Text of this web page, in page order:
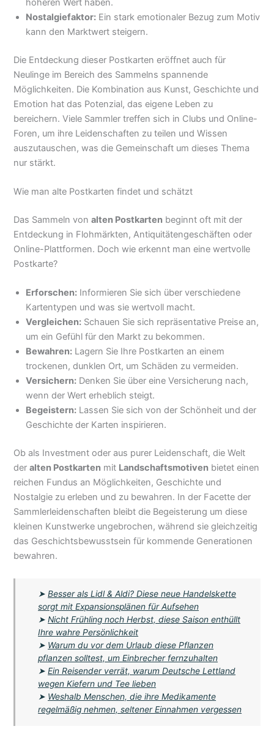
höheren Wert haben.
Nostalgiefaktor: Ein stark emotionaler Bezug zum Motiv
kann den Marktwert steigern.
Die Entdeckung dieser Postkarten eröffnet auch für
Neulinge im Bereich des Sammelns spannende
Möglichkeiten. Die Kombination aus Kunst, Geschichte und
Emotion hat das Potenzial, das eigene Leben zu
bereichern. Viele Sammler treffen sich in Clubs und Online-
Foren, um ihre Leidenschaften zu teilen und Wissen
auszutauschen, was die Gemeinschaft um dieses Thema
nur stärkt.
Wie man alte Postkarten findet und schätzt
Das Sammeln vonalten Postkarten beginnt oft mit der
Entdeckung in Flohmärkten, Antiquitätengeschäften oder
Online-Plattformen. Doch wie erkennt man eine wertvolle
Postkarte?
Erforschen: Informieren Sie sich über verschiedene
Kartentypen und was sie wertvoll macht.
Vergleichen: Schauen Sie sich repräsentative Preise an,
um ein Gefühl für den Markt zu bekommen.
Bewahren: Lagern Sie Ihre Postkarten an einem
trockenen, dunklen Ort, um Schäden zu vermeiden.
Versichern: Denken Sie über eine Versicherung nach,
wenn der Wert erheblich steigt.
Begeistern: Lassen Sie sich von der Schönheit und der
Geschichte der Karten inspirieren.
Ob als Investment oder aus purer Leidenschaft, die Welt
deralten Postkarten mit Landschaftsmotiven bietet einen
reichen Fundus an Möglichkeiten, Geschichte und
Nostalgie zu erleben und zu bewahren. In der Facette der
Sammlerleidenschaften bleibt die Begeisterung um diese
kleinen Kunstwerke ungebrochen, während sie gleichzeitig
das Geschichtsbewusstsein für kommende Generationen
bewahren.
➤Besser als Lidl & Aldi? Diese neue Handelskette
sorgt mit Expansionsplänen für Aufsehen
➤Nicht Frühling noch Herbst, diese Saison enthüllt
Ihre wahre Persönlichkeit
➤ Warum du vor dem Urlaub diese Pflanzen
pflanzen solltest, um Einbrecher fernzuhalten
➤Ein Reisender verrät, warum Deutsche Lettland
wegen Kiefern und Tee lieben
➤ Weshalb Menschen, die ihre Medikamente
regelmäßig nehmen, seltener Einnahmen vergessen